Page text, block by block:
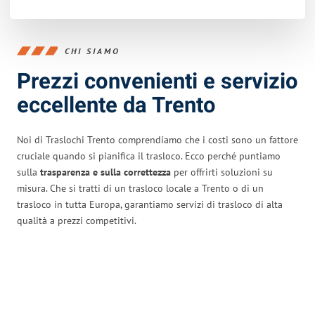
CHI SIAMO
Prezzi convenienti e servizio
eccellente da Trento
Noi di Traslochi Trento comprendiamo che i costi sono un fattore
cruciale quando si pianifica il trasloco. Ecco perché puntiamo
sulla trasparenza e sulla correttezza per offrirti soluzioni su
misura. Che si tratti di un trasloco locale a Trento o di un
trasloco in tutta Europa, garantiamo servizi di trasloco di alta
qualità a prezzi competitivi.